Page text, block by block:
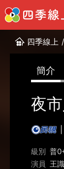
四季線上 /
簡介
夜
級別 普
演員 王